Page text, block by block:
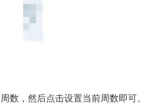
数，然后点击设置当前周数即可。